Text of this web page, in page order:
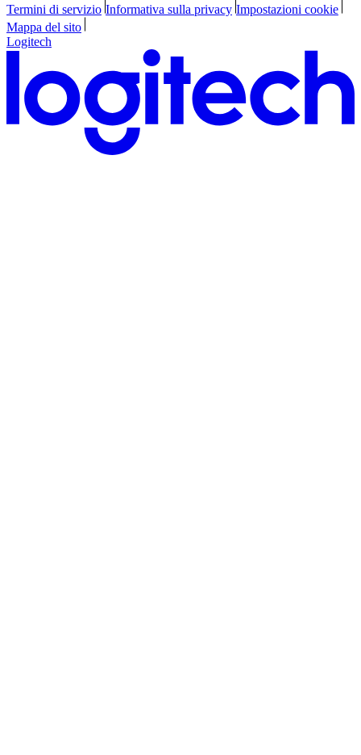
Termini di servizio Informativa sulla privacy Impostazioni cookie
Mappa del sito
Logitech